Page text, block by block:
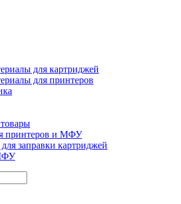
для картриджей
для принтеров
принтеров и МФУ
заправки картриджей